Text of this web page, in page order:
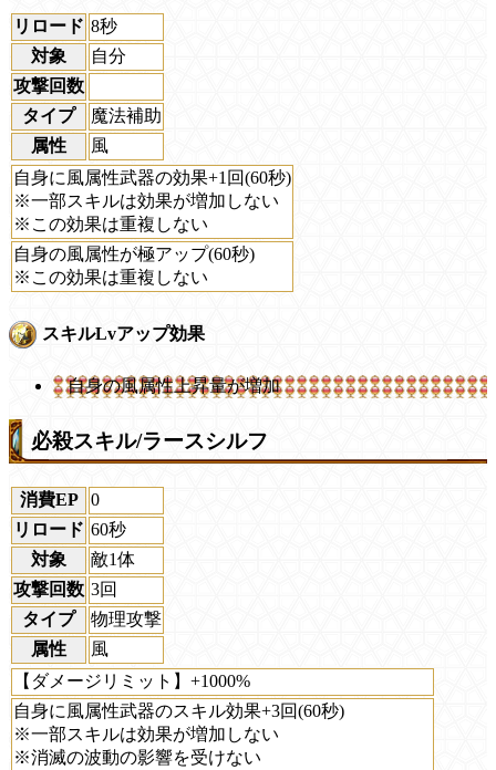
リロード 8秒
対象
自分
攻撃回数
タイプ
魔法補助
属性
風
自身に風属性武器の効果+1回(60秒)
※一部スキルは効果が増加しない
※この効果は重複しない
自身の風属性が極アップ(60秒)
※この効果は重複しない
スキルLvアップ効果
自身の風属性上昇量が増加
必殺スキル/ラースシルフ
消費EP
0
リロード 60秒
対象
敵1体
攻撃回数 3回
タイプ
物理攻撃
属性
風
【ダメージリミット】+1000%
自身に風属性武器のスキル効果+3回(60秒)
※一部スキルは効果が増加しない
※消滅の波動の影響を受けない